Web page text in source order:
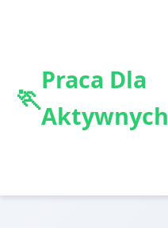
Praca Dla
Aktywnych